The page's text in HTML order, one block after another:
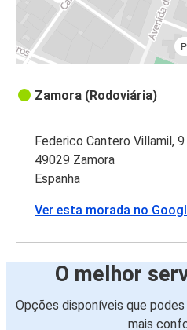
Zamora (Rodoviária)
Federico Cantero Villamil, 9
49029 Zamora
Espanha
Ver esta morada no
O melhor
Opções disponíveis que
mais